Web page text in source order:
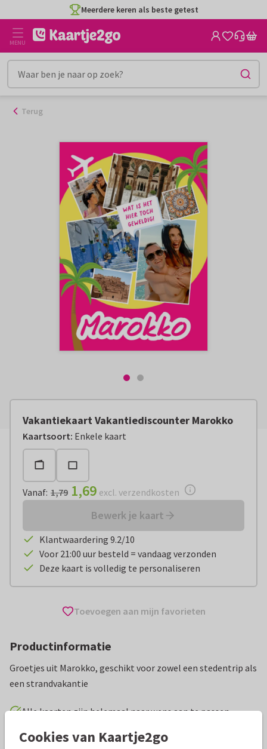
naar
inhoud
Meerdere keren als beste getest
MENU
Terug
Vakantiekaart Vakantiediscounter Marokko
Kaartsoort: Enkele kaart
Vanaf: € 1,69 excl. verzendkosten
Vanaf: 1,79 1,69 excl. verzendkosten
Bewerk je kaart
Klantwaardering 9.2/10
Voor 21:00 uur besteld = vandaag verzonden
Deze kaart is volledig te personaliseren
Toevoegen aan mijn favorieten
Productinformatie
Groetjes uit Marokko, geschikt voor zowel een stedentrip als
een strandvakantie
Alle kaarten zijn helemaal naar wens aan te passen
Vakantiekaarten Vakantiediscounter
Cookies van Kaartje2go